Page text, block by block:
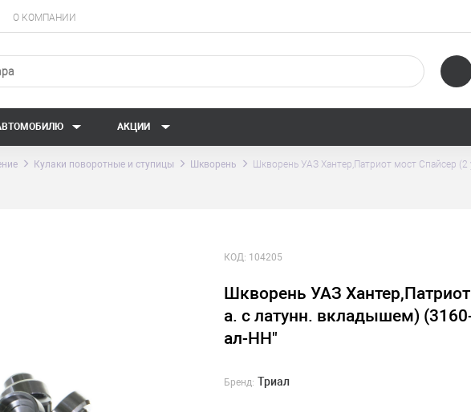
О КОМПАНИИ
АКЦИИ
Кулаки поворотные и ступицы Шкворень
Шкворень УАЗ Хантер,Патриот мост Спайсер
КОД: 104205
Шкворень УАЗ
а. с латунн. вкладышем)
ал-НН"
Бренд: Триал